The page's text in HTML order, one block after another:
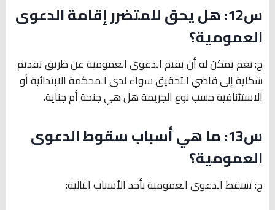
س12: هل يحق للمتضرر إقامة الدعوى
العمومية؟
ج: نعم يمكن له أن يقيم الدعوى العمومية عن طريق تقديم
شكاية إلى قاضي التحقيق سواء لدى المحكمة الابتدائية أو
الاستئنافية حسب نوع الجريمة هل هي جنحة أم جناية.
س13: ما هي أسباب سقوط الدعوى
العمومية؟
ج: تسقط الدعوى العمومية بأحد الأسباب التالية: